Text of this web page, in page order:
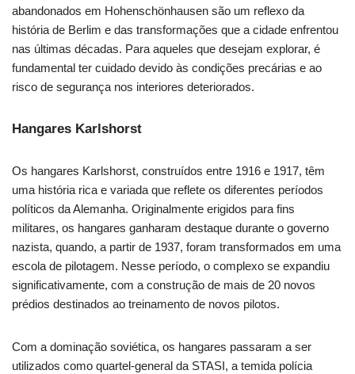
abandonados em Hohenschönhausen são um reflexo da
história de Berlim e das transformações que a cidade enfrentou
nas últimas décadas. Para aqueles que desejam explorar, é
fundamental ter cuidado devido às condições precárias e ao
risco de segurança nos interiores deteriorados.
Hangares Karlshorst
Os hangares Karlshorst, construídos entre 1916 e 1917, têm
uma história rica e variada que reflete os diferentes períodos
políticos da Alemanha. Originalmente erigidos para fins
militares, os hangares ganharam destaque durante o governo
nazista, quando, a partir de 1937, foram transformados em uma
escola de pilotagem. Nesse período, o complexo se expandiu
significativamente, com a construção de mais de 20 novos
prédios destinados ao treinamento de novos pilotos.
Com a dominação soviética, os hangares passaram a ser
utilizados como quartel-general da STASI, a temida polícia